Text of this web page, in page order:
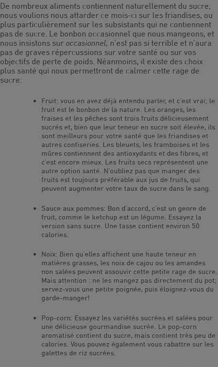
De nombreux aliments contiennent naturellement du sucre;
nous voulions nous attarder ce mois-ci sur les friandises, ou
plus particulièrement sur les subsistants qui ne contiennent
pas de sucre. Le bonbon occasionnel que nous mangeons, et
nous insistons sur occasionnel, n’est pas si terrible et n’aura
pas de graves répercussions sur votre santé ou sur vos
objectifs de perte de poids. Néanmoins, il existe des choix
plus santé qui nous permettront de calmer cette rage de
sucre:
Fruit: vous en avez déjà entendu parler, et c’est vrai; le
fruit est le bonbon de la nature. Les oranges, les
fraises et les pêches sont trois fruits délicieusement
sucrés et, bien que leur teneur en sucre soit élevée, ils
sont meilleurs pour votre santé que les friandises et
autres confiseries. Les bleuets, les framboises et les
mûres contiennent des antioxydants et des fibres, et
c’est encore mieux. Les fruits secs représentent une
autre option santé. N’oubliez pas que manger des
fruits est toujours préférable aux jus de fruits, qui
peuvent augmenter votre taux de sucre dans le sang.
Sauce aux pommes: Bon d’accord, c’est un genre de
fruit, comme le ketchup est un légume. Essayez la
version sans sucre. Une tasse contient environ 50
calories.
Noix: Bien qu’elles affichent une haute teneur en
matières grasses, les noix de cajou ou les amandes
non salées peuvent assouvir cette petite rage de sucre.
Mais attention : ne les mangez pas directement du pot;
servez-vous une petite poignée, puis éloignez-vous du
garde-manger!
Pop-corn: Essayez les variétés sucrées et salées pour
une délicieuse gourmandise sucrée. Le pop-corn
aromatisé contient du sucre, mais contient très peu de
calories. Vous pouvez également vous rabattre sur les
galettes de riz sucrées.